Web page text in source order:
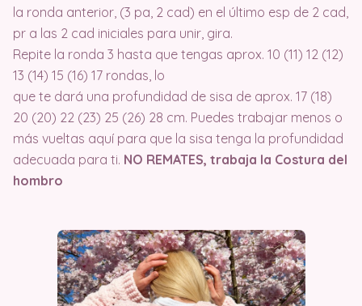
la ronda anterior, (3 pa, 2 cad) en el último esp de 2 cad,
pr a las 2 cad iniciales para unir, gira.
Repite la ronda 3 hasta que tengas aprox. 10 (11) 12 (12)
13 (14) 15 (16) 17 rondas, lo
que te dará una profundidad de sisa de aprox. 17 (18)
20 (20) 22 (23) 25 (26) 28 cm. Puedes trabajar menos o
más vueltas aquí para que la sisa tenga la profundidad
adecuada para ti. NO REMATES, trabaja la Costura del
hombro